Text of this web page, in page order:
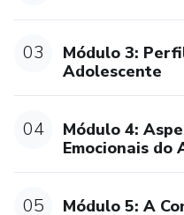
✔️ Construção do Vínculo
laços afetivos fortes e
✔️ Acolhimento e
da criança/adolescente à
03
Módulo 3:
Adolescente
04
Módulo 4:
Emocionais do
05
Módulo 5: A